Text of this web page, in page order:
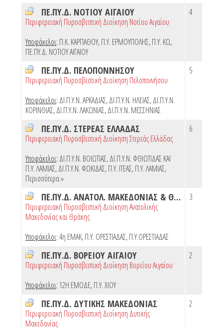
ΠΕ.ΠΥ.Δ. ΝΟΤΙΟΥ ΑΙΓΑΙΟΥ
Περιφερειακή Πυροσβεστική Διοίκηση Νοτίου Αιγαίου
Υποφάκελοι: Π.Κ. ΚΑΡΠΑΘΟΥ,Π.Υ. ΕΡΜΟΥΠΟΛΗΣ,Π.Υ. ΚΩ,
ΠΕ.ΠΥ.Δ. ΝΟΤΙΟΥ ΑΙΓΑΙΟΥ
4
ΠΕ.ΠΥ.Δ. ΠΕΛΟΠΟΝΝΗΣΟΥ
Περιφερειακή Πυροσβεστική Διοίκηση Πελοποννήσου
Υποφάκελοι: ΔΙ.Π.Υ.Ν. ΑΡΚΑΔΙΑΣ,ΔΙ.Π.Υ.Ν. ΗΛΕΙΑΣ,ΔΙ.Π.Υ.Ν.
ΚΟΡΙΝΘΙΑΣ,ΔΙ.Π.Υ.Ν. ΛΑΚΩΝΙΑΣ,ΔΙ.Π.Υ.Ν. ΜΕΣΣΗΝΙΑΣ
5
ΠΕ.ΠΥ.Δ. ΣΤΕΡΕΑΣ ΕΛΛΑΔΑΣ
Περιφερειακή Πυροσβεστική Διοίκηση Στερεάς Ελλάδας
Υποφάκελοι: ΔΙ.Π.Υ.Ν. ΒΟΙΩΤΙΑΣ,ΔΙ.Π.Υ.Ν. ΦΘΙΩΤΙΔΑΣ ΚΑΙ
Π.Υ. ΛΑΜΙΑΣ,ΔΙ.Π.Υ.Ν. ΦΩΚΙΔΑΣ,Π.Υ. ΙΤΕΑΣ,Π.Υ. ΛΑΜΙΑΣ,
Περισσότερα »
6
ΠΕ.ΠΥ.Δ. ΑΝΑΤΟΛ. ΜΑΚΕΔΟΝΙΑΣ & ΘΡΑΚΗΣ
Περιφερειακή Πυροσβεστική Διοίκηση Ανατολικής
Μακεδονίας και Θράκης
Υποφάκελοι:4η ΕΜΑΚ,Π.Υ. ΟΡΕΣΤΙΑΔΑΣ,Π.Υ.ΟΡΕΣΤΙΑΔΑΣ
3
ΠΕ.ΠΥ.Δ. ΒΟΡΕΙΟΥ ΑΙΓΑΙΟΥ
Περιφερειακή Πυροσβεστική Διοίκηση Βορείου Αιγαίου
Υποφάκελοι: 12Η ΕΜΟΔΕ,Π.Υ. ΧΙΟΥ
2
ΠΕ.ΠΥ.Δ. ΔΥΤΙΚΗΣ ΜΑΚΕΔΟΝΙΑΣ
Περιφερειακή Πυροσβεστική Διοίκηση Δυτικής
Μακεδονίας
2